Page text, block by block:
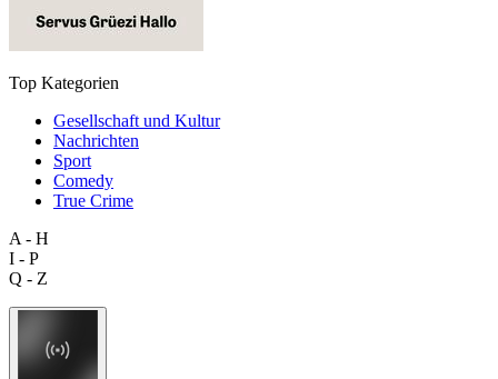
Top Kategorien
Gesellschaft und Kultur
Nachrichten
Sport
Comedy
True Crime
A - H
I - P
Q - Z